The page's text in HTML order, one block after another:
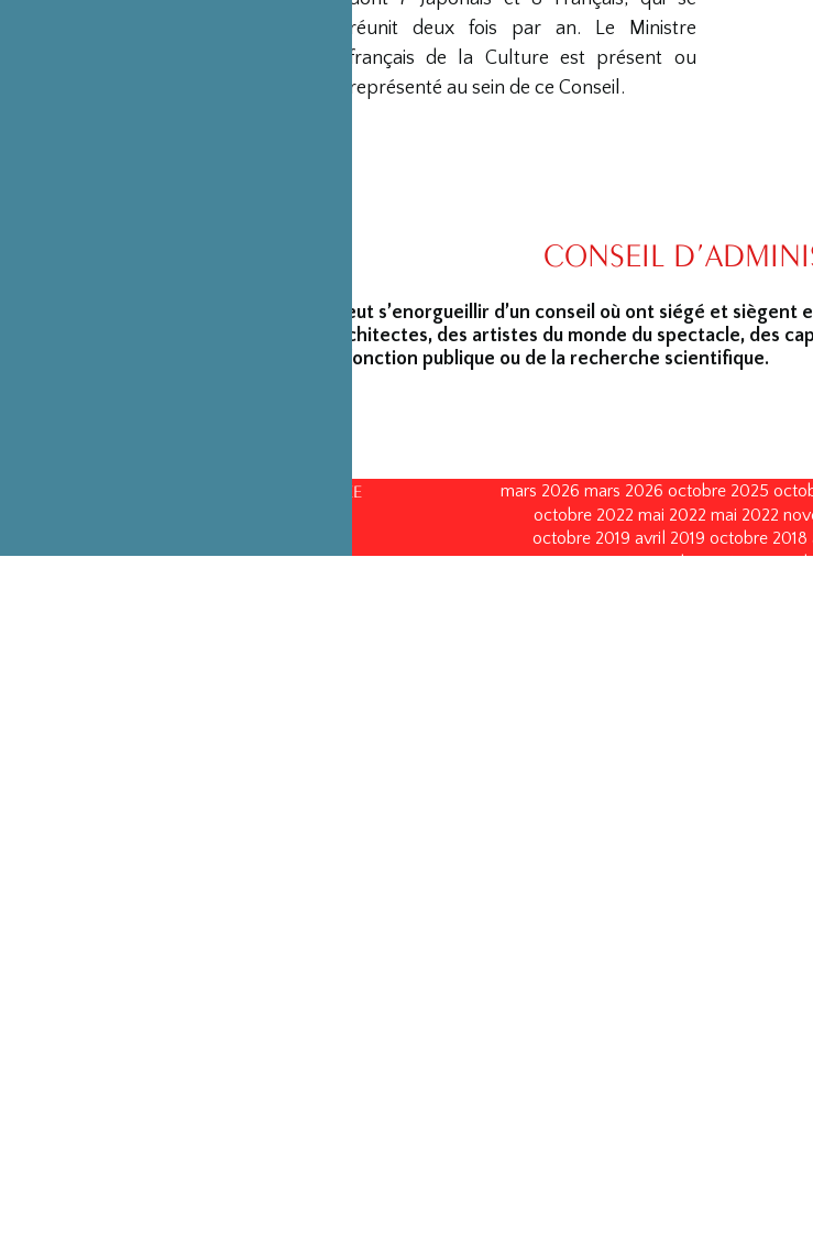
réunit deux fois par an. Le Ministre
français de la Culture est présent ou
représenté au sein de ce Conseil.
CONSEIL
La Fondation peut s’enorgueillir d’un conseil où ont siégé et
créateurs et architectes, des artistes du monde du spectacle, des
émérites de la fonction publique ou de la recherche scientifique.
CONSEILS D’ADMINISTRATION PAR ANNÉE mars 2026 mars 2026 octobre 2025
octobre 2022 mai 2022 mai 2022
octobre 2019 avril 2019 octobre 2018
janvier 2015 octobre 2014